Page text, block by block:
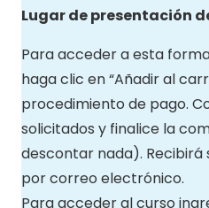
Lugar de presentación
Para acceder a esta
haga clic en “Añadir al
procedimiento de pago.
solicitados y finalice la
descontar nada). Recibirá
por correo electrónico.
Para acceder al curso